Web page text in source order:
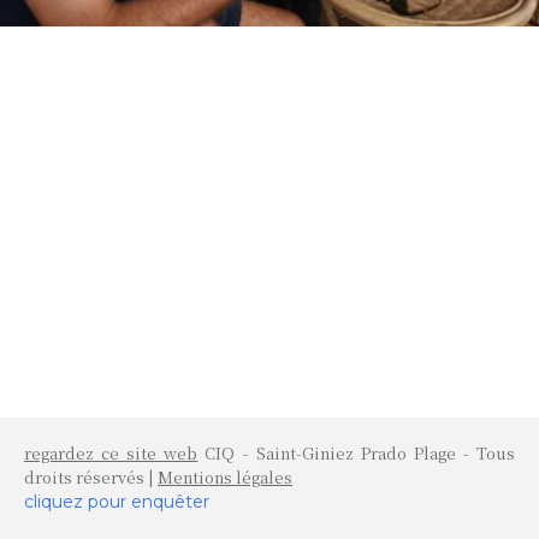
regardez ce site web CIQ - Saint-Giniez Prado Plage - Tous
droits réservés | Mentions légales
cliquez pour enquêter